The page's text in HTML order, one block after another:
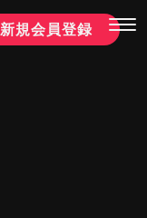
新規会員登録